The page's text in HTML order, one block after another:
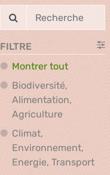
FILTRE
Montrer tout
Biodiversité,
Alimentation,
Agriculture
Climat,
Environnement,
Energie, Transport